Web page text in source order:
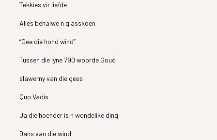
Tekkies vir liefde
Alles behalwe n glasskoen
“Gee die hond wind”
Tussen die lyne 790 woorde Goud
slawerny van die gees
Quo Vadis
Ja die hoender is n wondelike ding
Dans van die wind